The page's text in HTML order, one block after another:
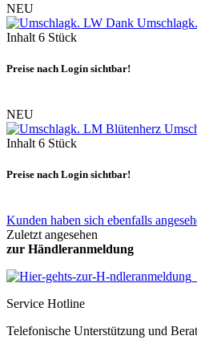
NEU
Inhalt 6 Stück
Preise nach Login sichtbar!
NEU
Inhalt 6 Stück
Preise nach Login sichtbar!
Kunden haben sich ebenfalls
Zuletzt angesehen
zur Händleranmeldung
Service Hotline
Telefonische Unterstützung und